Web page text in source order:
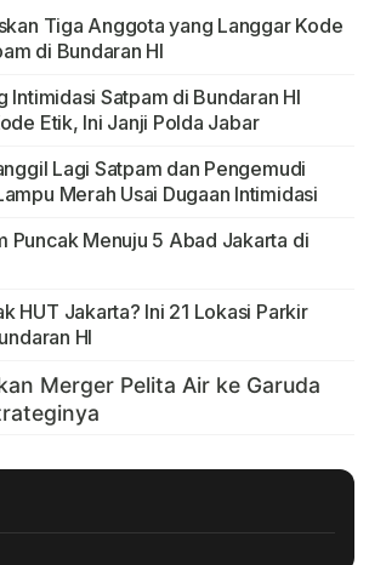
Tiga Anggota yang Langgar Kode
di Bundaran HI
Intimidasi Satpam di Bundaran HI
Etik, Ini Janji Polda Jabar
Lagi Satpam dan Pengemudi
Merah Usai Dugaan Intimidasi
Puncak Menuju 5 Abad Jakarta di
HUT Jakarta? Ini 21 Lokasi Parkir
HI